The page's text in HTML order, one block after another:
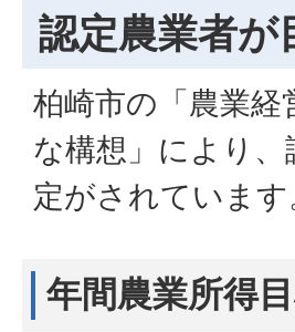
認定農業者が
柏崎市の「農業
な構想」により
定がされています
年間農業所得